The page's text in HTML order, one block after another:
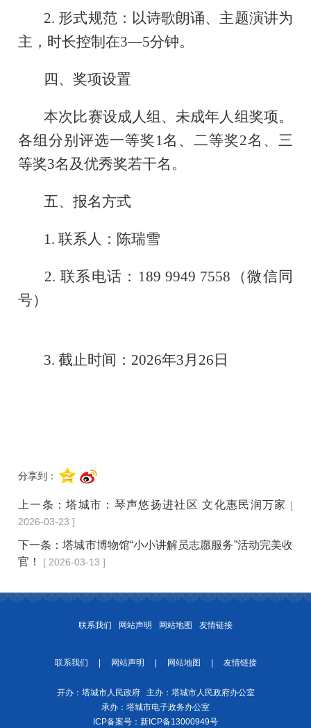
2. 形式规范：以诗歌朗诵、主题演讲为
主，时长控制在3—5分钟。
四、奖项设置
本次比赛设成人组、未成年人组奖项。
各组分别评选一等奖1名、二等奖2名、三
等奖3名及优秀奖若干名。
五、报名方式
1. 联系人：陈瑞雪
2. 联系电话：189 9949 7558（微信同
号）
3. 截止时间：2026年3月26日
分享到：
上一条：塔城市：琴声悠扬进社区 文化惠民润万家 [
2026-03-23 ]
下一条：塔城市博物馆“小小讲解员志愿服务”活动完美收
官！
[ 2026-03-13 ]
联系我们 网站声明 网站地图 友情链接
联系我们 | 网站声明 | 网站地图 | 友情链接
开办：塔城市人民政府 主办：塔城市人民政府办公室
承办：塔城市电子政务办公室
ICP备案号： 新ICP备13000949号